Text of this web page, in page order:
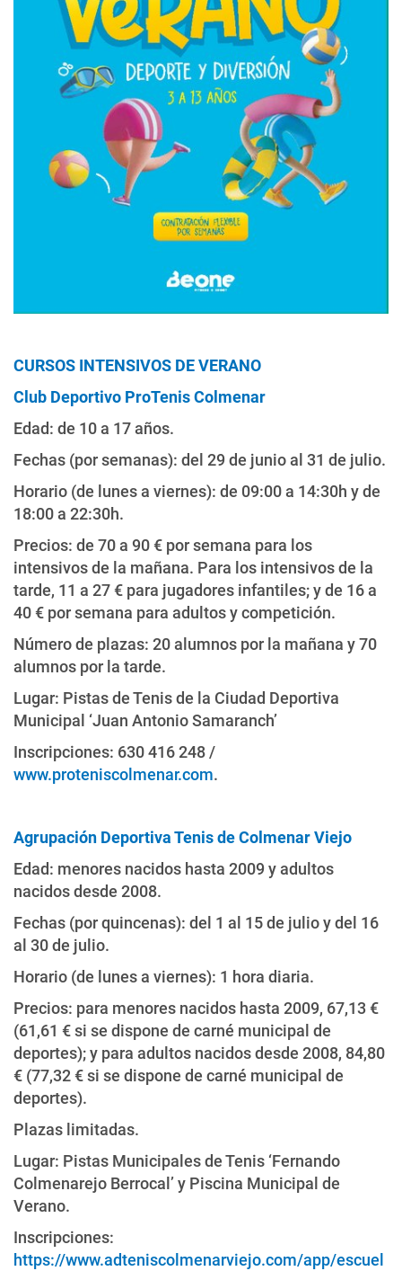
CURSOS INTENSIVOS DE VERANO
Club Deportivo ProTenis Colmenar
Edad: de 10 a 17 años.
Fechas (por semanas): del 29 de junio al 31 de julio.
Horario (de lunes a viernes): de 09:00 a 14:30h y de
18:00 a 22:30h.
Precios: de 70 a 90 € por semana para los
intensivos de la mañana. Para los intensivos de la
tarde, 11 a 27 € para jugadores infantiles; y de 16 a
40 € por semana para adultos y competición.
Número de plazas: 20 alumnos por la mañana y 70
alumnos por la tarde.
Lugar: Pistas de Tenis de la Ciudad Deportiva
Municipal ‘Juan Antonio Samaranch’
Inscripciones: 630 416 248 /
www.proteniscolmenar.com.
Agrupación Deportiva Tenis de Colmenar Viejo
Edad: menores nacidos hasta 2009 y adultos
nacidos desde 2008.
Fechas (por quincenas): del 1 al 15 de julio y del 16
al 30 de julio.
Horario (de lunes a viernes): 1 hora diaria.
Precios: para menores nacidos hasta 2009, 67,13 €
(61,61 € si se dispone de carné municipal de
deportes); y para adultos nacidos desde 2008, 84,80
€ (77,32 € si se dispone de carné municipal de
deportes).
Plazas limitadas.
Lugar: Pistas Municipales de Tenis ‘Fernando
Colmenarejo Berrocal’ y Piscina Municipal de
Verano.
Inscripciones:
https://www.adteniscolmenarviejo.com/app/escuel